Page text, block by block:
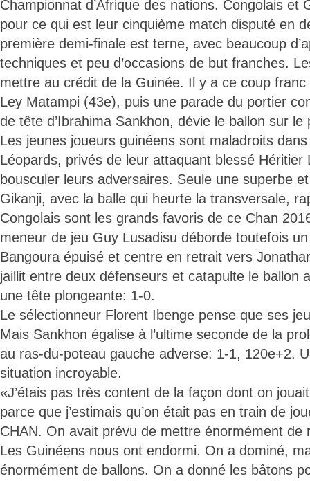
Championnat d’Afrique des nations. Congolais et
pour ce qui est leur cinquième match disputé en
première demi-finale est terne, avec beaucoup
techniques et peu d’occasions de but franches.
mettre au crédit de la Guinée. Il y a ce coup
Ley Matampi (43e), puis une parade du portier
de tête d’Ibrahima Sankhon, dévie le ballon sur le
Les jeunes joueurs guinéens sont maladroits
Léopards, privés de leur attaquant blessé Héritier
bousculer leurs adversaires. Seule une superbe
Gikanji, avec la balle qui heurte la transversale,
Congolais sont les grands favoris de ce Chan
meneur de jeu Guy Lusadisu déborde toutefois
Bangoura épuisé et centre en retrait vers
jaillit entre deux défenseurs et catapulte le ballon
une tête plongeante: 1-0.
Le sélectionneur Florent Ibenge pense que ses
Mais Sankhon égalise à l’ultime seconde de la
au ras-du-poteau gauche adverse: 1-1, 120e+2.
situation incroyable.
«J’étais pas très content de la façon dont on
parce que j’estimais qu’on était pas en train de
CHAN. On avait prévu de mettre énormément de
Les Guinéens nous ont endormi. On a dominé,
énormément de ballons. On a donné les bâtons